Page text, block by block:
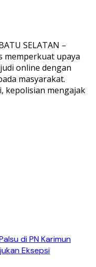
SELATAN –
memperkuat upaya
online dengan
masyarakat.
kepolisian mengajak
di PN Karimun
Eksepsi